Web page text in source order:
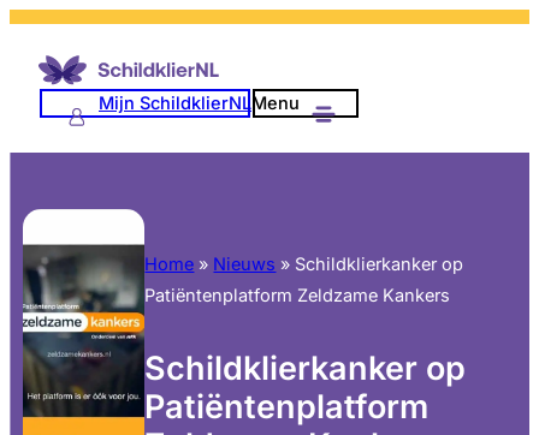
Mijn SchildklierNLMenu
Home » Nieuws » Schildklierkanker op
Patiëntenplatform Zeldzame Kankers
Schildklierkanker op
Patiëntenplatform